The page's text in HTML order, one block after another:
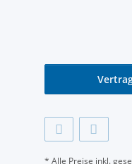
* Alle Preise inkl.